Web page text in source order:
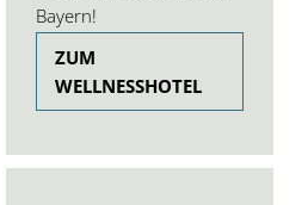
Bayern!
ZUM
WELLNESSHOTEL